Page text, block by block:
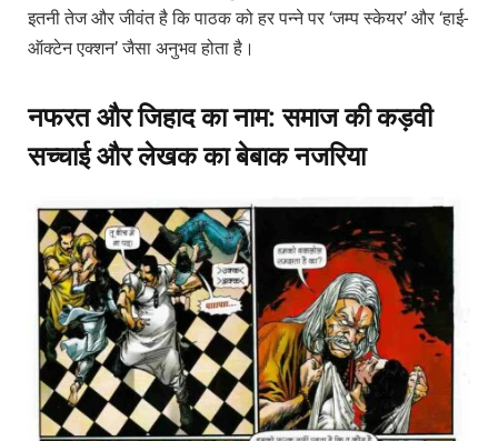
इतनी तेज और जीवंत है कि पाठक को हर पन्ने पर ‘जम्प स्केयर’ और ‘हाई-
ऑक्टेन एक्शन’ जैसा अनुभव होता है।
नफरत और जिहाद का नाम: समाज की कड़वी
सच्चाई और लेखक का बेबाक नजरिया